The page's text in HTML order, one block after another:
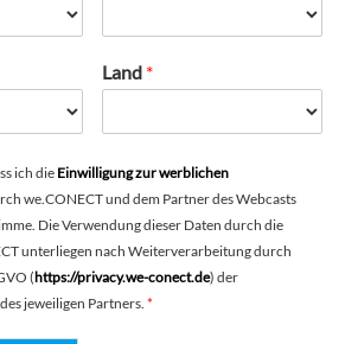
Land *
ich die Einwilligung zur werblichen
we.CONECT und dem Partner des Webcasts
Die Verwendung dieser Daten durch die
unterliegen nach Weiterverarbeitung durch
(https://privacy.we-conect.de) der
jeweiligen Partners. *